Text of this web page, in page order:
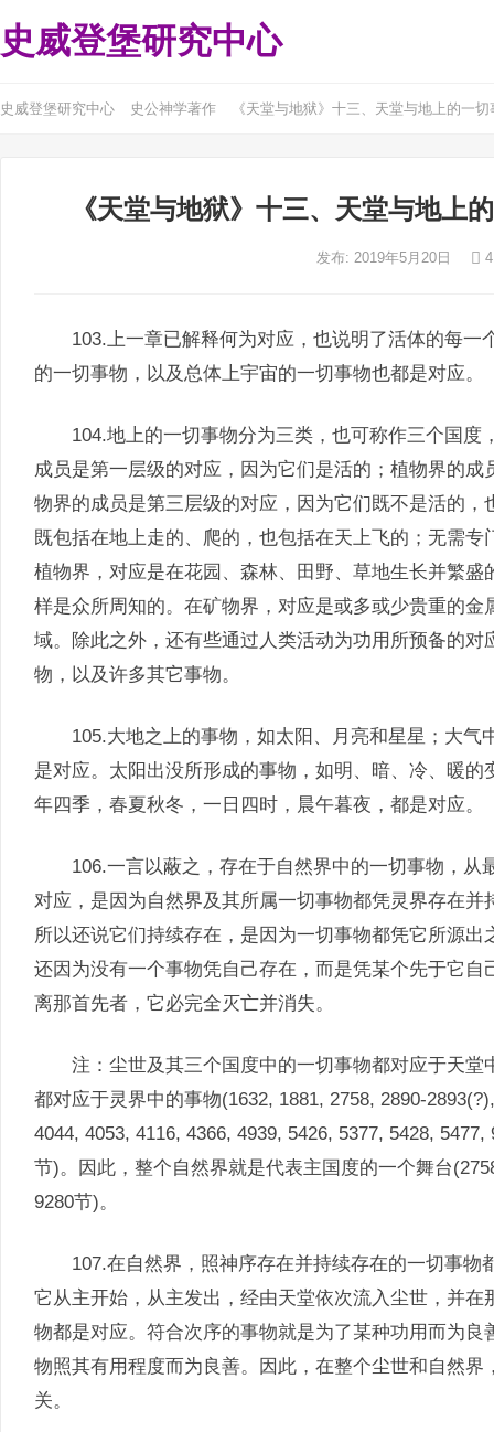
史威登堡研究中心
史威登堡研究中心 史公神学著作 《天堂与地狱》十三、天堂与地上的一
《天堂与地狱》十三、天堂与地上
发布: 2019年5月20日
103.上一章已解释何为对应，也说明了活体的每一
的一切事物，以及总体上宇宙的一切事物也都是对应。
104.地上的一切事物分为三类，也可称作三个国度
成员是第一层级的对应，因为它们是活的；植物界的
物界的成员是第三层级的对应，因为它们既不是活的
既包括在地上走的、爬的，也包括在天上飞的；无需
植物界，对应是在花园、森林、田野、草地生长并繁
样是众所周知的。在矿物界，对应是或多或少贵重的
域。除此之外，还有些通过人类活动为功用所预备的
物，以及许多其它事物。
105.大地之上的事物，如太阳、月亮和星星；大气
是对应。太阳出没所形成的事物，如明、暗、冷、暖
年四季，春夏秋冬，一日四时，晨午暮夜，都是对应。
106.一言以蔽之，存在于自然界中的一切事物，从
对应，是因为自然界及其所属一切事物都凭灵界存在
所以还说它们持续存在，是因为一切事物都凭它所源
还因为没有一个事物凭自己存在，而是凭某个先于它
离那首先者，它必完全灭亡并消失。
注：尘世及其三个国度中的一切事物都对应于天堂
都对应于灵界中的事物(1632, 1881, 2758, 2890-
4044, 4053, 4116, 4366, 4939, 5426, 5377, 5428,
节)。因此，整个自然界就是代表主国度的一个舞台
9280节)。
107.在自然界，照神序存在并持续存在的一切事物
它从主开始，从主发出，经由天堂依次流入尘世，并
物都是对应。符合次序的事物就是为了某种功用而为
物照其有用程度而为良善。因此，在整个尘世和自然
关。